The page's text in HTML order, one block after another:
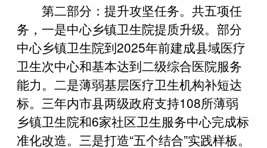
第二部分：提升攻坚任务。共五项任
务，一是中心乡镇卫生院提质升级。部分
中心乡镇卫生院到2025年前建成县域医疗
卫生次中心和基本达到二级综合医院服务
能力。二是薄弱基层医疗卫生机构补短达
标。三年内市县两级政府支持108所薄弱
乡镇卫生院和6家社区卫生服务中心完成标
准化改造。三是打造“五个结合”实践样板。